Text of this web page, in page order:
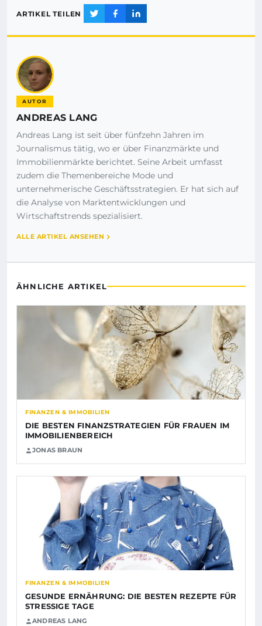
ARTIKEL TEILEN
AUTOR
ANDREAS LANG
Andreas Lang ist seit über fünfzehn Jahren im
Journalismus tätig, wo er über Finanzmärkte und
Immobilienmärkte berichtet. Seine Arbeit umfasst
zudem die Themenbereiche Mode und
unternehmerische Geschäftsstrategien. Er hat sich auf
die Analyse von Marktentwicklungen und
Wirtschaftstrends spezialisiert.
ALLE ARTIKEL ANSEHEN
ÄHNLICHE ARTIKEL
FINANZEN & IMMOBILIEN
DIE BESTEN FINANZSTRATEGIEN FÜR FRAUEN IM
IMMOBILIENBEREICH
JONAS BRAUN
FINANZEN & IMMOBILIEN
GESUNDE ERNÄHRUNG: DIE BESTEN REZEPTE FÜR
STRESSIGE TAGE
ANDREAS LANG